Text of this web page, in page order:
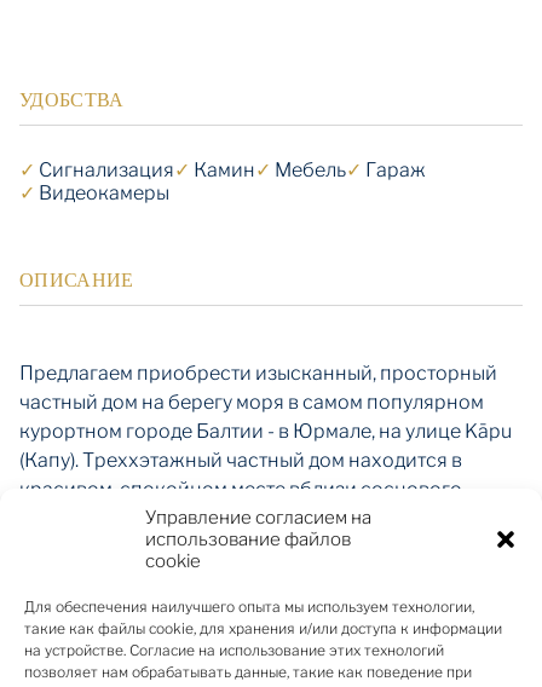
Управление согласием на
использование файлов
cookie
Для обеспечения наилучшего опыта мы используем технологии,
такие как файлы cookie, для хранения и/или доступа к информации
на устройстве. Согласие на использование этих технологий
позволяет нам обрабатывать данные, такие как поведение при
УДОБСТВА
✓ Cигнализация✓ Камин✓ Мебель✓ Гараж
✓ Видеокамеры
ОПИСАНИЕ
Предлагаем приобрести изысканный, просторный
частный дом на берегу моря в самом популярном
курортном городе Балтии - в Юрмале, на улице Kāpu
(Капу). Треххэтажный частный дом находится в
красивом, спокойном месте вблизи соснового
парка. В доме удобно размещены все необходимые
помещения: шесть изящных комнат, просторный
спален, ванные комнаты и хозяйственные
помещения. Роскошный интерьер создаёт
атмосферу комфорта, тепла и уюта. Дом полностью